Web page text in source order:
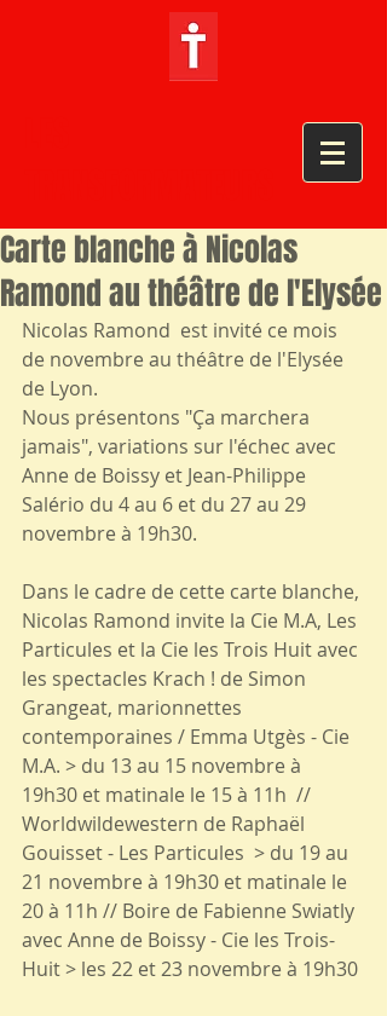
Carte blanche à Nicolas
Ramond au théâtre de l'Elysée
Nicolas Ramond  est invité ce mois
de novembre au théâtre de l'Elysée
de Lyon.
Nous présentons "Ça marchera
jamais", variations sur l'échec avec
Anne de Boissy et Jean-Philippe
Salério du 4 au 6 et du 27 au 29
novembre à 19h30.
Dans le cadre de cette carte blanche,
Nicolas Ramond invite la Cie M.A, Les
Particules et la Cie les Trois Huit avec
les spectacles Krach ! de Simon
Grangeat, marionnettes
contemporaines / Emma Utgès - Cie
M.A. > du 13 au 15 novembre à
19h30 et matinale le 15 à 11h  //
Worldwildewestern de Raphaël
Gouisset - Les Particules  > du 19 au
21 novembre à 19h30 et matinale le
20 à 11h // Boire de Fabienne Swiatly
avec Anne de Boissy - Cie les Trois-
Huit > les 22 et 23 novembre à 19h30